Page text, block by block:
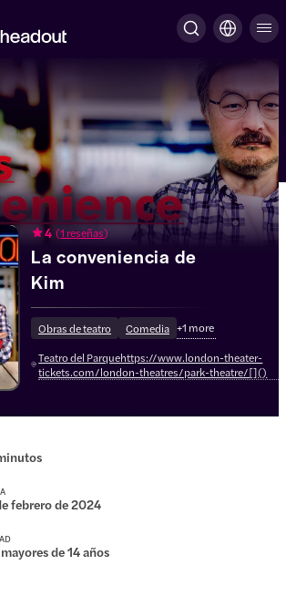
4 (1 reseñas)
La conveniencia de
Kim
Obras de teatro Comedia +1 more
Teatro del Parquehttps://www.london-theater-
tickets.com/london-theatres/park-theatre/[]()
febrero de 2024
de 14 años